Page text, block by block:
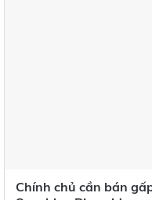
Chính chủ cần bán